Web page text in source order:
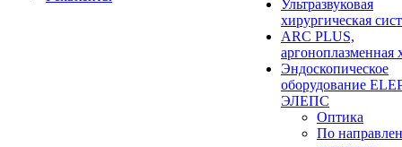
Ультразвуковая
хирургическая
ARC PLUS,
аргоноплазменная
Эндоскопическое
оборудование
ЭЛЕПС
Оптика
По